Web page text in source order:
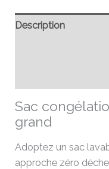
Description
Sac
grand
Adoptez un sac
approche zéro